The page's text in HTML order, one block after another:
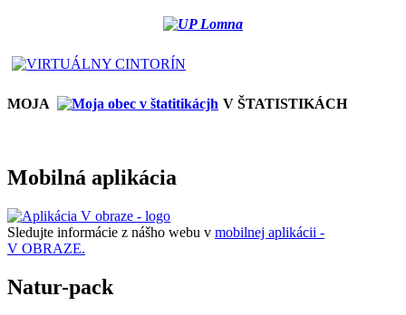
MOJA V ŠTATISTIKÁCH
Mobilná aplikácia
Sledujte informácie z nášho webu v mobilnej aplikácii -
V OBRAZE.
Natur-pack